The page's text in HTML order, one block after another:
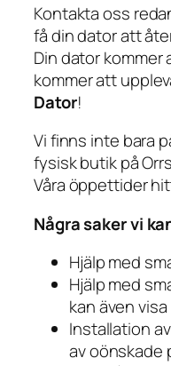
Kontakta oss
få din dator att
Din dator
kommer att
Dator!
Vi finns inte bara
fysisk butik på
Våra öppettider
Några saker vi
Hjälp med
Hjälp med
kan även
Installation
av oönskade